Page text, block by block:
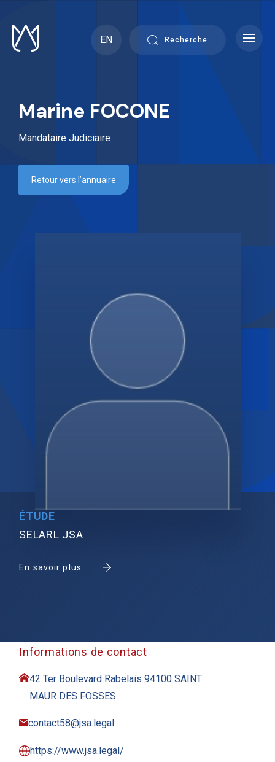
content
EN
Recherche
Marine FOCONE
Mandataire Judiciaire
Retour vers l’annuaire
ÉTUDE
SELARL JSA
En savoir plus
Informations de contact
42 Ter Boulevard Rabelais 94100 SAINT
MAUR DES FOSSES
contact58@jsa.legal
https://www.jsa.legal/